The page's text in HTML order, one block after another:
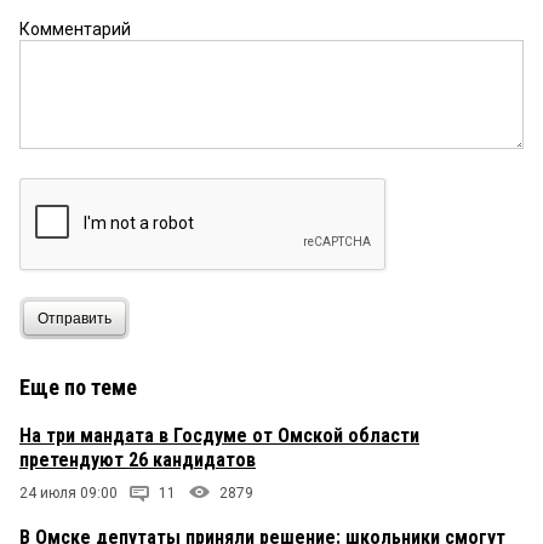
Комментарий
Отправить
Еще по теме
На три мандата в Госдуме от Омской области
претендуют 26 кандидатов
24 июля 09:00 11 2879
В Омске депутаты приняли решение: школьники смогут